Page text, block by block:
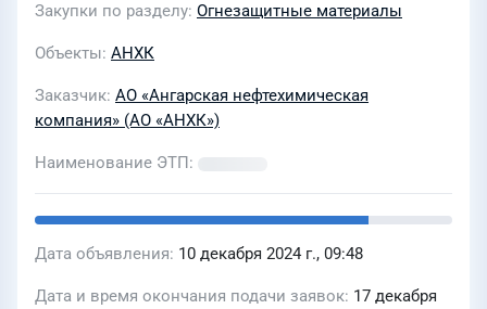
Закупки по разделу Огнезащитные материалы
Объекты АНХК
Заказчик АО «Ангарская нефтехимическая
компания» (АО «АНХК»)
Наименование ЭТП
Дата объявления 10 декабря 2024 г., 09:48
Дата и время окончания подачи заявок 17 декабря